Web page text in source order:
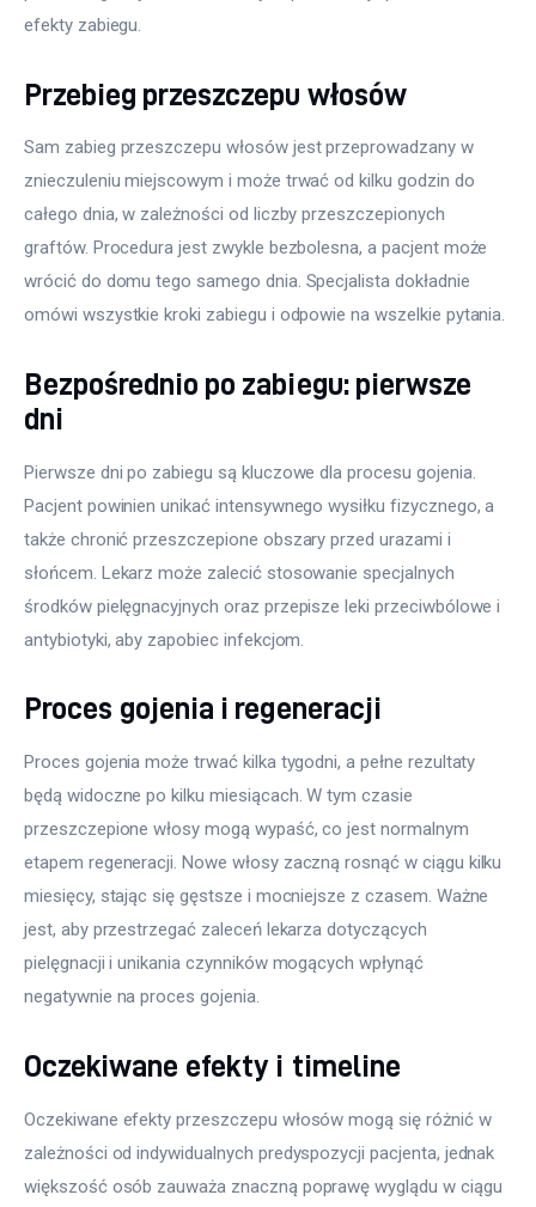
efekty zabiegu.
Przebieg przeszczepu włosów
Sam zabieg przeszczepu włosów jest przeprowadzany w
znieczuleniu miejscowym i może trwać od kilku godzin do
całego dnia, w zależności od liczby przeszczepionych
graftów. Procedura jest zwykle bezbolesna, a pacjent może
wrócić do domu tego samego dnia. Specjalista dokładnie
omówi wszystkie kroki zabiegu i odpowie na wszelkie pytania.
Bezpośrednio po zabiegu: pierwsze
dni
Pierwsze dni po zabiegu są kluczowe dla procesu gojenia.
Pacjent powinien unikać intensywnego wysiłku fizycznego, a
także chronić przeszczepione obszary przed urazami i
słońcem. Lekarz może zalecić stosowanie specjalnych
środków pielęgnacyjnych oraz przepisze leki przeciwbólowe i
antybiotyki, aby zapobiec infekcjom.
Proces gojenia i regeneracji
Proces gojenia może trwać kilka tygodni, a pełne rezultaty
będą widoczne po kilku miesiącach. W tym czasie
przeszczepione włosy mogą wypaść, co jest normalnym
etapem regeneracji. Nowe włosy zaczną rosnąć w ciągu kilku
miesięcy, stając się gęstsze i mocniejsze z czasem. Ważne
jest, aby przestrzegać zaleceń lekarza dotyczących
pielęgnacji i unikania czynników mogących wpłynąć
negatywnie na proces gojenia.
Oczekiwane efekty i timeline
Oczekiwane efekty przeszczepu włosów mogą się różnić w
zależności od indywidualnych predyspozycji pacjenta, jednak
większość osób zauważa znaczną poprawę wyglądu w ciągu